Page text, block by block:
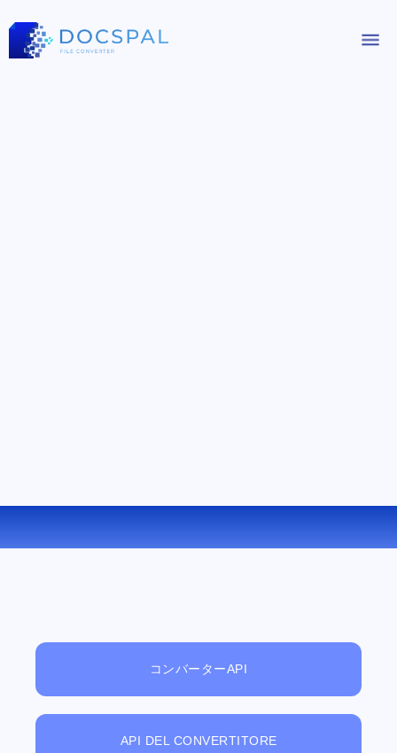
WKS を XLS にオンラインで変換する
コンバーターAPI
API DEL CONVERTITORE